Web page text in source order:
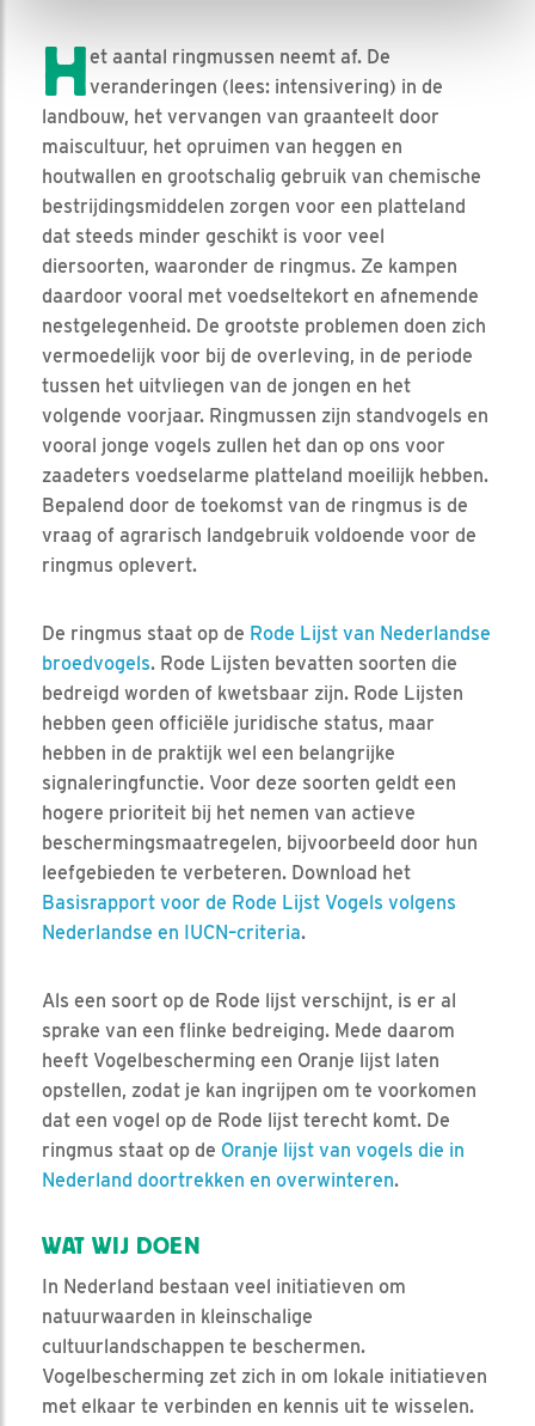
Het aantal ringmussen neemt af. De
veranderingen (lees: intensivering) in de
landbouw, het vervangen van graanteelt door
maiscultuur, het opruimen van heggen en
houtwallen en grootschalig gebruik van chemische
bestrijdingsmiddelen zorgen voor een platteland
dat steeds minder geschikt is voor veel
diersoorten, waaronder de ringmus. Ze kampen
daardoor vooral met voedseltekort en afnemende
nestgelegenheid. De grootste problemen doen zich
vermoedelijk voor bij de overleving, in de periode
tussen het uitvliegen van de jongen en het
volgende voorjaar. Ringmussen zijn standvogels en
vooral jonge vogels zullen het dan op ons voor
zaadeters voedselarme platteland moeilijk hebben.
Bepalend door de toekomst van de ringmus is de
vraag of agrarisch landgebruik voldoende voor de
ringmus oplevert.
De ringmus staat op de Rode Lijst van Nederlandse
broedvogels. Rode Lijsten bevatten soorten die
bedreigd worden of kwetsbaar zijn. Rode Lijsten
hebben geen officiële juridische status, maar
hebben in de praktijk wel een belangrijke
signaleringfunctie. Voor deze soorten geldt een
hogere prioriteit bij het nemen van actieve
beschermingsmaatregelen, bijvoorbeeld door hun
leefgebieden te verbeteren. Download het
Basisrapport voor de Rode Lijst Vogels volgens
Nederlandse en IUCN–criteria.
Als een soort op de Rode lijst verschijnt, is er al
sprake van een flinke bedreiging. Mede daarom
heeft Vogelbescherming een Oranje lijst laten
opstellen, zodat je kan ingrijpen om te voorkomen
dat een vogel op de Rode lijst terecht komt. De
ringmus staat op de Oranje lijst van vogels die in
Nederland doortrekken en overwinteren.
WAT WIJ DOEN
In Nederland bestaan veel initiatieven om
natuurwaarden in kleinschalige
cultuurlandschappen te beschermen.
Vogelbescherming zet zich in om lokale initiatieven
met elkaar te verbinden en kennis uit te wisselen.